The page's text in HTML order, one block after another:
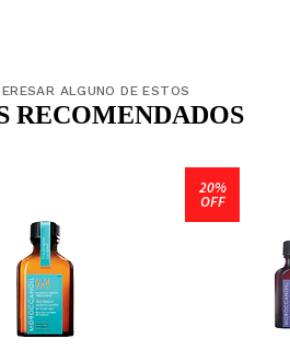
ALGUNO DE ESTOS
RECOMENDADOS
20%
OFF